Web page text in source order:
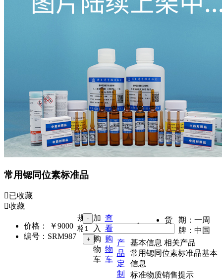
常用锶同位素标准品
已收藏
收藏
价格：
￥9000
编号： SRM987
货 期： 一周
品 牌： 中国
规
格：
1g
加
入
购
物
车
查
看
购
物
车
产
品
定
制
基本信息 相关产品
常用锶同位素标准品基本
信息
标准物质销售提示